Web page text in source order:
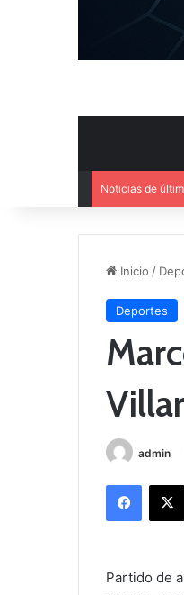
Noticias de
Inicio /
Deportes
admin
Partido de